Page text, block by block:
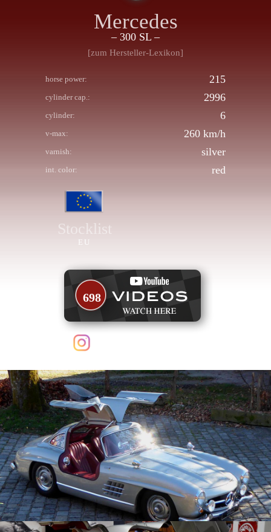
Mercedes
– 300 SL –
[zum Hersteller-Lexikon]
horse power: 215
cylinder cap.: 2996
cylinder: 6
v-max: 260 km/h
varnish: silver
int. color: red
Stocklist
EU
698